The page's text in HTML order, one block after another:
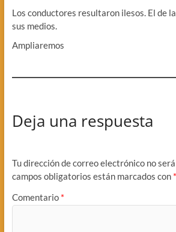
Los conductores resultaron ilesos. El de
sus medios.
Ampliaremos
Deja una respuesta
Tu dirección de correo electrónico no será
campos obligatorios están marcados con *
Comentario *